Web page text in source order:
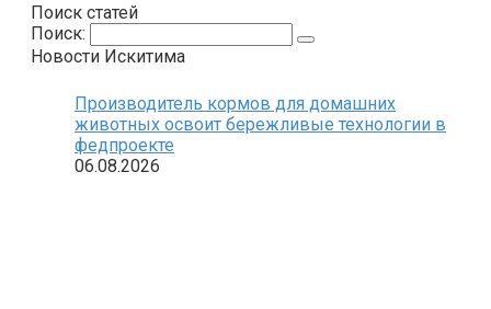
Поиск статей
Поиск:
Новости Искитима
Производитель кормов для домашних
животных освоит бережливые технологии в
федпроекте
06.08.2026